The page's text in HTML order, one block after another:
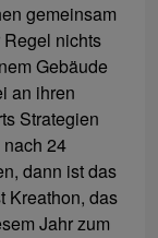
gemeinsam
nichts
Gebäude
an ihren
Strategien
24
dann ist das
Kreathon, das
Jahr zum